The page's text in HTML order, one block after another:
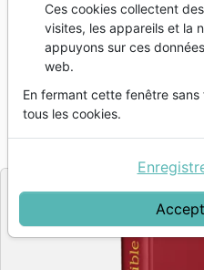
Bible Segond
bordeaux
Couverture rigide,
Version :Segond NEG
Ces cookies collectent
visites, les appareils et la
appuyons sur ces
web.
En fermant cette fenêtre
tous les cookies.